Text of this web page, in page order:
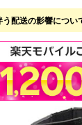
配送の影響につい